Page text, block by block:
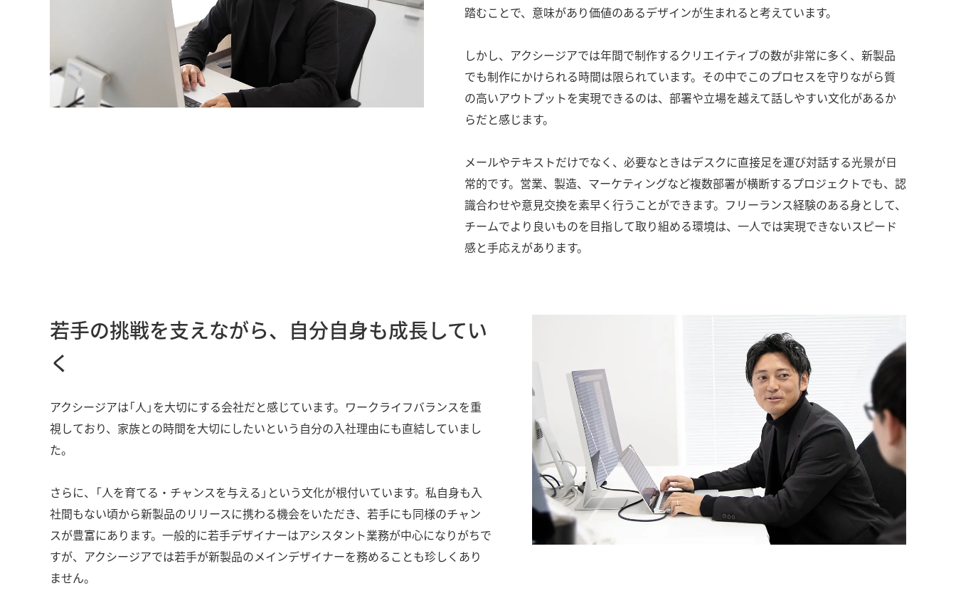
踏むことで、意味があり価値のあるデザインが生まれると考えています。
しかし、アクシージアでは年間で制作するクリエイティブの数が非常に多く、新製品
でも制作にかけられる時間は限られています。その中でこのプロセスを守りながら質
の高いアウトプットを実現できるのは、部署や立場を越えて話しやすい文化があるか
らだと感じます。
メールやテキストだけでなく、必要なときはデスクに直接足を運び対話する光景が日
常的です。営業、製造、マーケティングなど複数部署が横断するプロジェクトでも、認
識合わせや意見交換を素早く行うことができます。フリーランス経験のある身として、
チームでより良いものを目指して取り組める環境は、一人では実現できないスピード
感と手応えがあります。
若手の挑戦を支えながら、自分自身も成長してい
く
アクシージアは「人」を大切にする会社だと感じています。ワークライフバランスを重
視しており、家族との時間を大切にしたいという自分の入社理由にも直結していまし
た。
さらに、「人を育てる・チャンスを与える」という文化が根付いています。私自身も入
社間もない頃から新製品のリリースに携わる機会をいただき、若手にも同様のチャン
スが豊富にあります。一般的に若手デザイナーはアシスタント業務が中心になりがちで
すが、アクシージアでは若手が新製品のメインデザイナーを務めることも珍しくあり
ません。